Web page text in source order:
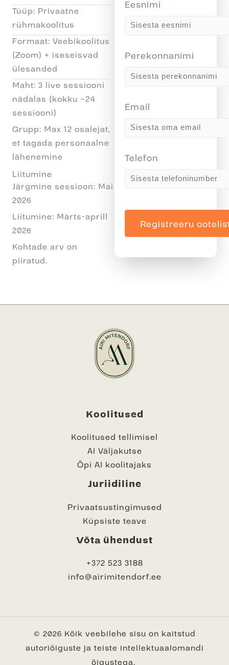
Eesnimi
Perekonnanimi
Email
Telefon
Tüüp: Privaatne
rühmakoolitus
Formaat: Veebikoolitus
(Zoom) + iseseisvad
ülesanded
Maht: 3 live sessiooni
nädalas (kokku ~24
sessiooni)
Grupp: Max 12 osalejat,
et tagada personaalne
lähenemine
Liitumine
Järgmine sessioon: Mai
2026
Liitumine: Märts-aprill
2026
Kohtade arv on
piiratud.
Koolitused
Koolitused tellimisel
AI Väljakutse
Õpi AI koolitajaks
Juriidiline
Privaatsustingimused
Küpsiste teave
Võta ühendust
+372 523 3188
info@airimitendorf.ee
© 2026 Kõik veebilehe sisu on kaitstud
autoriõiguste ja teiste intellektuaalomandi
õigustega.